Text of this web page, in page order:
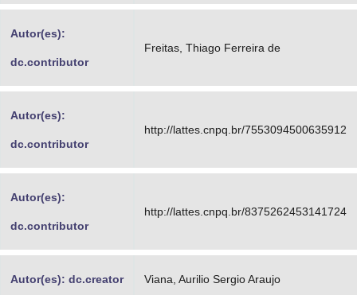
Autor(es):
dc.contributor
Freitas, Thiago Ferreira de
Autor(es):
dc.contributor
http://lattes.cnpq.br/7553094500635912
Autor(es):
dc.contributor
http://lattes.cnpq.br/8375262453141724
Autor(es): dc.creator Viana, Aurilio Sergio Araujo